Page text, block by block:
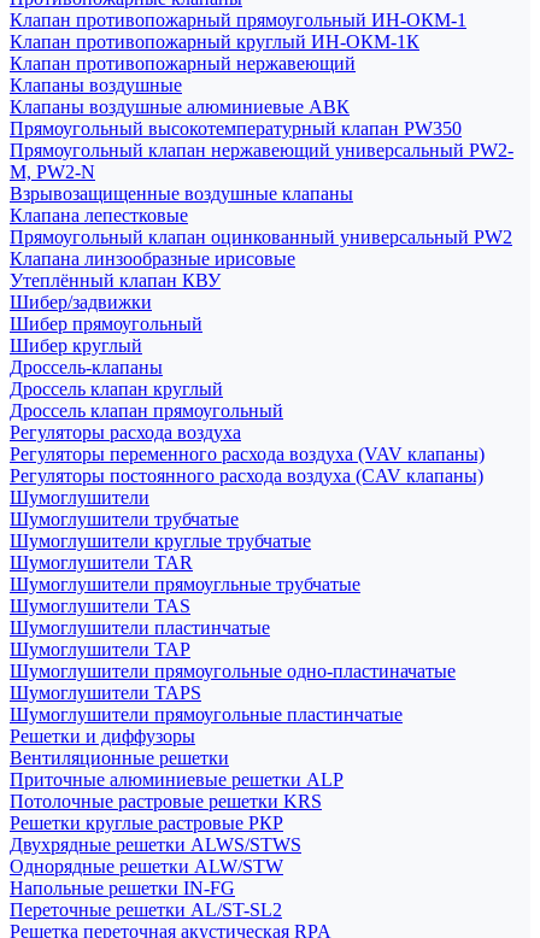
Клапан противопожарный прямоугольный ИН-ОКМ-1
Клапан противопожарный круглый ИН-ОКМ-1К
Клапан противопожарный нержавеющий
Клапаны воздушные
Клапаны воздушные алюминиевые АВК
Прямоугольный высокотемпературный клапан PW350
Прямоугольный клапан нержавеющий универсальный PW2-
M, PW2-N
Взрывозащищенные воздушные клапаны
Клапана лепестковые
Прямоугольный клапан оцинкованный универсальный PW2
Клапана линзообразные ирисовые
Утеплённый клапан КВУ
Шибер/задвижки
Шибер прямоугольный
Шибер круглый
Дроссель-клапаны
Дроссель клапан круглый
Дроссель клапан прямоугольный
Регуляторы расхода воздуха
Регуляторы переменного расхода воздуха (VAV клапаны)
Регуляторы постоянного расхода воздуха (CAV клапаны)
Шумоглушители
Шумоглушители трубчатые
Шумоглушители круглые трубчатые
Шумоглушители TAR
Шумоглушители прямоугльные трубчатые
Шумоглушители TAS
Шумоглушители пластинчатые
Шумоглушители TAP
Шумоглушители прямоугольные одно-пластиначатые
Шумоглушители TAPS
Шумоглушители прямоугольные пластинчатые
Решетки и диффузоры
Вентиляционные решетки
Приточные алюминиевые решетки ALP
Потолочные растровые решетки KRS
Решетки круглые растровые РКР
Двухрядные решетки ALWS/STWS
Однорядные решетки ALW/STW
Напольные решетки IN-FG
Переточные решетки AL/ST-SL2
Решетка переточная акустическая RPA